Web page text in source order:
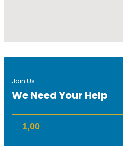
Join Us
We Need Your Help